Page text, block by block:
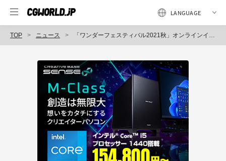
TOP ニュース 「ワンダーフェスティバル2021秋」オンラインイベント開催